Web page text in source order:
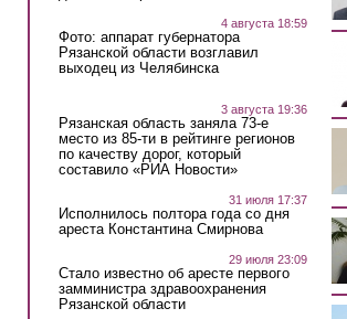
4 августа 18:59
Фото: аппарат губернатора
Рязанской области возглавил
выходец из Челябинска
3 августа 19:36
Рязанская область заняла 73-е
место из 85-ти в рейтинге регионов
по качеству дорог, который
составило «РИА Новости»
31 июля 17:37
Исполнилось полтора года со дня
ареста Константина Смирнова
29 июля 23:09
Стало известно об аресте первого
замминистра здравоохранения
Рязанской области